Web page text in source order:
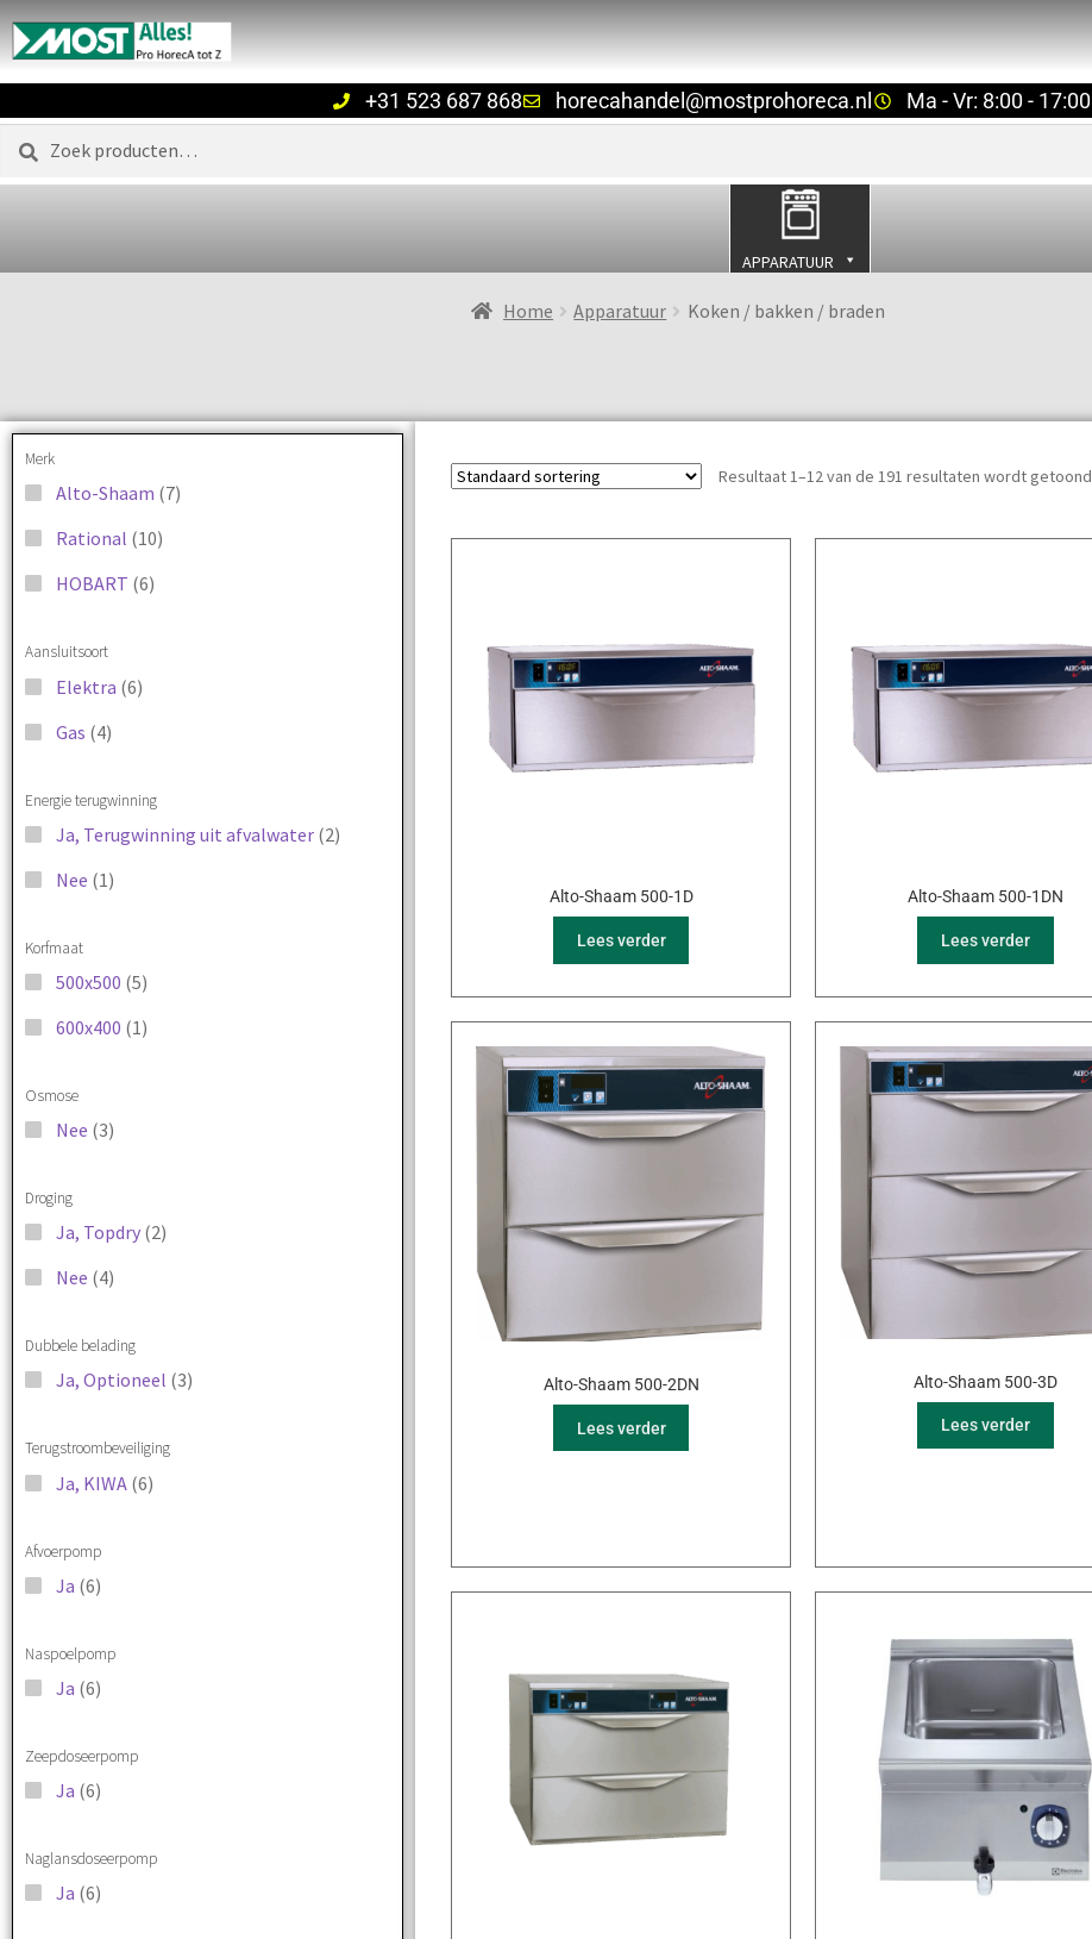
+31 523 687 868 horecahandel@mostprohoreca.nl Ma - Vr: 8:00 - 17:00
Zoeken
APPARATUUR
Home Apparatuur Koken / bakken / braden
Merk
Alto-Shaam (7)
Rational (10)
HOBART (6)
Aansluitsoort
Elektra (6)
Gas (4)
Energie terugwinning
Ja, Terugwinning uit afvalwater (2)
Nee (1)
Korfmaat
500x500 (5)
600x400 (1)
Osmose
Nee (3)
Droging
Ja, Topdry (2)
Nee (4)
Dubbele belading
Ja, Optioneel (3)
Terugstroombeveiliging
Ja, KIWA (6)
Afvoerpomp
Ja (6)
Naspoelpomp
Ja (6)
Zeepdoseerpomp
Ja (6)
Naglansdoseerpomp
Ja (6)
Resultaat 1–12 van de 191 resultaten wordt getoond
Alto-Shaam 500-1D
Lees verder
Alto-Shaam 500-1DN
Lees verder
Alto-Shaam 500-2DN
Lees verder
Alto-Shaam 500-3D
Lees verder